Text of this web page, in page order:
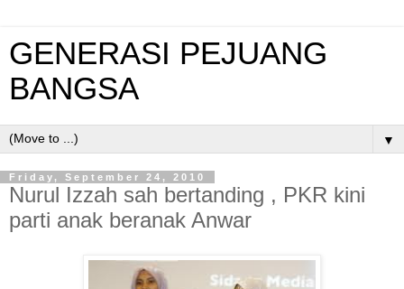
GENERASI PEJUANG
BANGSA
▼
Friday, September 24, 2010
Nurul Izzah sah bertanding , PKR kini
parti anak beranak Anwar